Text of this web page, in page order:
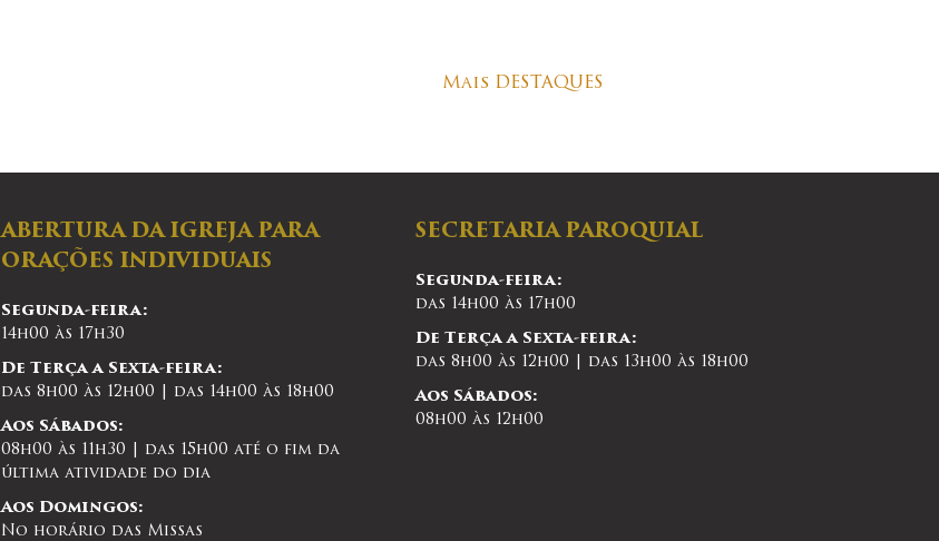
Mais DESTAQUES
ABERTURA DA IGREJA PARA
ORAÇÕES INDIVIDUAIS
Segunda-feira:
14h00 às 17h30
De Terça a Sexta-feira:
das 8h00 às 12h00 | das 14h00 às 18h00
Aos Sábados:
08h00 às 11h30 | das 15h00 até o fim da
última atividade do dia
Aos Domingos:
No horário das Missas
SECRETARIA PAROQUIAL
Segunda-feira:
das 14h00 às 17h00
De Terça a Sexta-feira:
das 8h00 às 12h00 | das 13h00 às 18h00
Aos Sábados:
08h00 às 12h00